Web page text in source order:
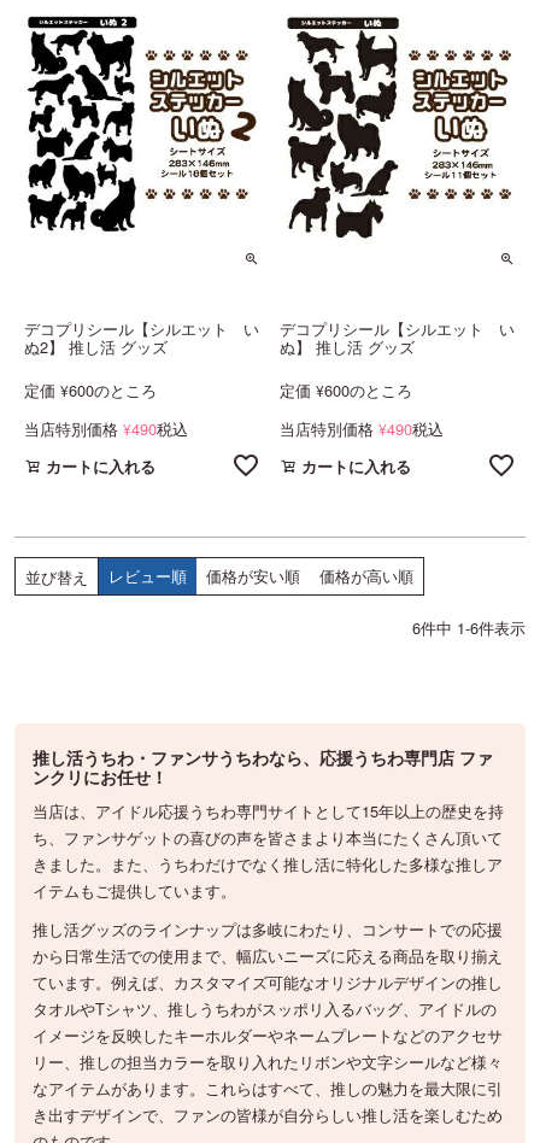
デコプリシール【シルエット い
ぬ2】 推し活 グッズ
定価 ¥600のところ
当店特別価格 ¥490税込
カートに入れる
デコプリシール【シルエット い
ぬ】 推し活 グッズ
定価 ¥600のところ
当店特別価格 ¥490税込
カートに入れる
並び替え レビュー順 価格が安い順 価格が高い順
6件中 1-6件表示
推し活うちわ・ファンサうちわなら、応援うちわ専門店 ファ
ンクリにお任せ！
当店は、アイドル応援うちわ専門サイトとして15年以上の歴史を持
ち、ファンサゲットの喜びの声を皆さまより本当にたくさん頂いて
きました。また、うちわだけでなく推し活に特化した多様な推しア
イテムもご提供しています。
推し活グッズのラインナップは多岐にわたり、コンサートでの応援
から日常生活での使用まで、幅広いニーズに応える商品を取り揃え
ています。例えば、カスタマイズ可能なオリジナルデザインの推し
タオルやTシャツ、推しうちわがスッポリ入るバッグ、アイドルの
イメージを反映したキーホルダーやネームプレートなどのアクセサ
リー、推しの担当カラーを取り入れたリボンや文字シールなど様々
なアイテムがあります。これらはすべて、推しの魅力を最大限に引
き出すデザインで、ファンの皆様が自分らしい推し活を楽しむため